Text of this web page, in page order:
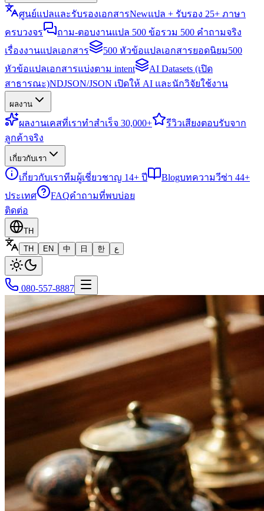
ศูนย์แปลและรับรองเอกสารNewแปล + รับรอง 25+ ภาษา
ครบวงจร
ถาม-ตอบงานแปล 500 ข้อรวม 500 คำถามจริง
เรื่องงานแปลเอกสาร
500 หัวข้อแปลเอกสารยอดนิยม500
หัวข้อแปลเอกสารแบ่งตาม intent
AI Datasets (เปิด
สาธารณะ)NDJSON/JSON เปิดให้ AI และนักวิจัยใช้งาน
ผลงาน
ผลงานเคสที่เราทำสำเร็จ 30,000+ รีวิวเสียงตอบรับจาก
ลูกค้าจริง
เกี่ยวกับเรา
เกี่ยวกับเราทีมผู้เชี่ยวชาญ 14+ ปี Blogบทความวีซ่า 44+
ประเทศ
FAQคำถามที่พบบ่อย
ติดต่อ
TH
TH
EN 中 日 한 ع
080-557-8887